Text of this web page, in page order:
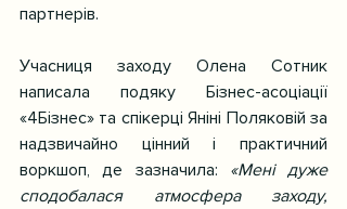
партнерів.
Учасниця заходу Олена Сотник
написала подяку Бізнес-асоціації
«4Бізнес» та спікерці Яніні Поляковій за
надзвичайно цінний і практичний
воркшоп, де зазначила: «Мені дуже
сподобалася атмосфера заходу,